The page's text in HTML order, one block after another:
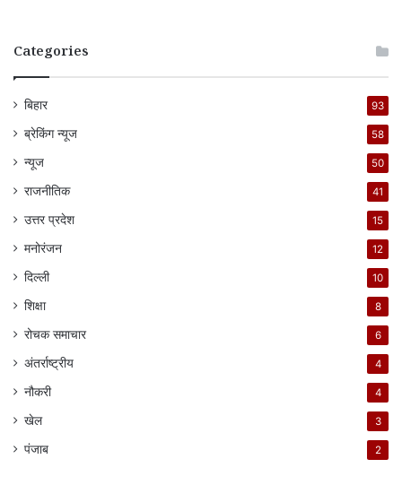
Categories
बिहार 93
ब्रेकिंग न्यूज 58
न्यूज 50
राजनीतिक 41
उत्तर प्रदेश 15
मनोरंजन 12
दिल्ली 10
शिक्षा 8
रोचक समाचार 6
अंतर्राष्ट्रीय 4
नौकरी 4
खेल 3
पंजाब 2